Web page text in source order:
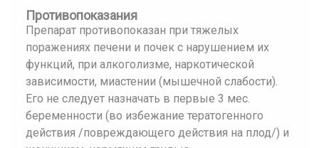
Противопоказания
Препарат противопоказан при тяжелых
поражениях печени и почек с нарушением их
функций, при алкоголизме, наркотической
зависимости, миастении (мышечной слабости).
Его не следует назначать в первые 3 мес.
беременности (во избежание тератогенного
действия /повреждающего действия на плод/) и